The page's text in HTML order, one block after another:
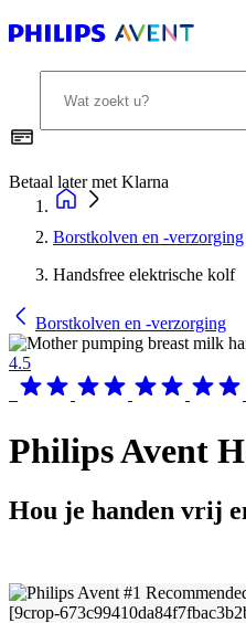
Betaal later met Klarna
Borstkolven en -verzorging
Handsfree elektrische kolf
Borstkolven en -verzorging
4.5
Philips Avent
Hou je handen vrij